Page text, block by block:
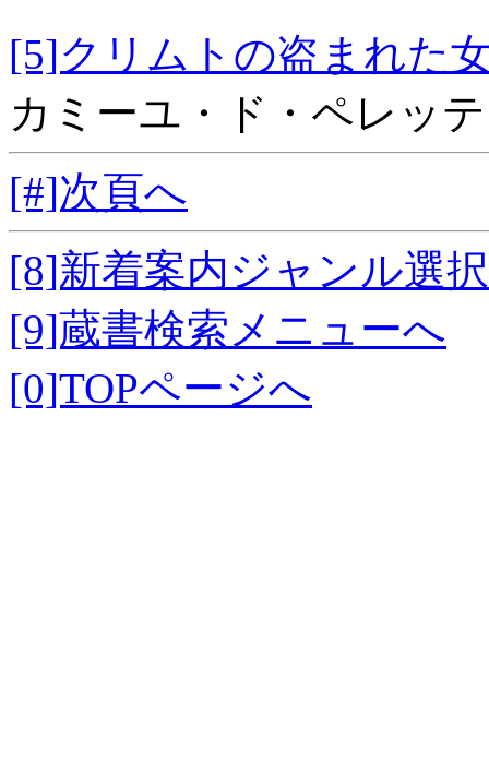
[5]クリムトの盗
カミーユ・ド・ペレッ
[#]次頁へ
[8]新着案内ジャンル選
[9]蔵書検索メニューへ
[0]TOPページへ